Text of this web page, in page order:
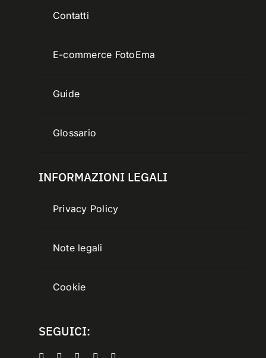
Contatti
E-commerce FotoEma
Guide
Glossario
INFORMAZIONI LEGALI
Privacy Policy
Note legali
Cookie
SEGUICI: